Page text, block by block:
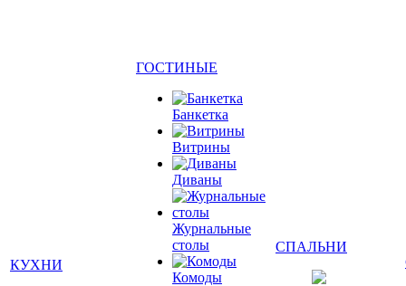
КУХНИ
ГОСТИНЫЕ
Банкетка
Витрины
Диваны
Журнальные
столы
Комоды
СПАЛЬНИ